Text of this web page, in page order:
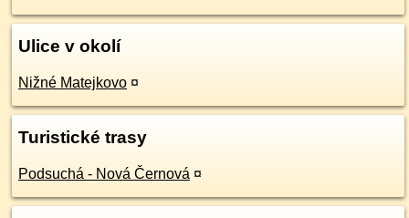
Ulice v okolí
Nižné Matejkovo ¤
Turistické trasy
Podsuchá - Nová Černová ¤